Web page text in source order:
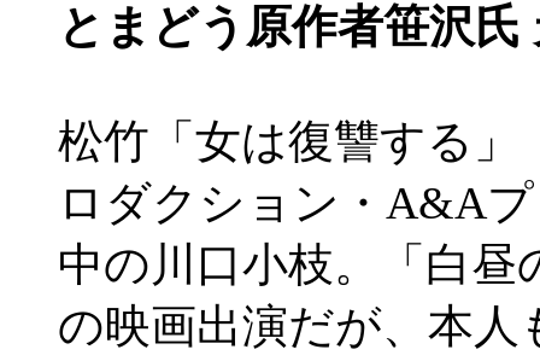
とまどう原作者笹沢
松竹「女は復讐する
ロダクション・A&A
中の川口小枝。「白
の映画出演だが、本